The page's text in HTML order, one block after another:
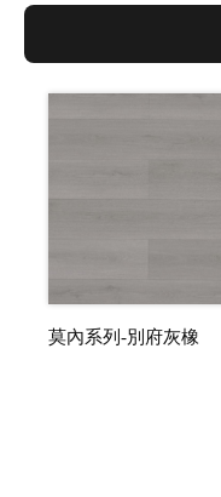
莫內系列-別府灰橡